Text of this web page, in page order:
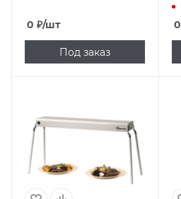
0 ₽/шт
Под заказ
0